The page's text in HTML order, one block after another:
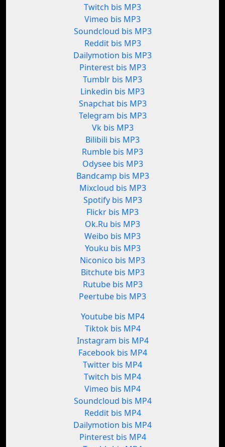
Twitch bis MP3
Vimeo bis MP3
Soundcloud bis MP3
Reddit bis MP3
Dailymotion bis MP3
Pinterest bis MP3
Tumblr bis MP3
Linkedin bis MP3
Snapchat bis MP3
Telegram bis MP3
Vk bis MP3
Bilibili bis MP3
Rumble bis MP3
Odysee bis MP3
Bandcamp bis MP3
Mixcloud bis MP3
Spotify bis MP3
Flickr bis MP3
Ok.Ru bis MP3
Weibo bis MP3
Youku bis MP3
Niconico bis MP3
Bitchute bis MP3
Rutube bis MP3
Peertube bis MP3
Youtube bis MP4
Tiktok bis MP4
Instagram bis MP4
Facebook bis MP4
Twitter bis MP4
Twitch bis MP4
Vimeo bis MP4
Soundcloud bis MP4
Reddit bis MP4
Dailymotion bis MP4
Pinterest bis MP4